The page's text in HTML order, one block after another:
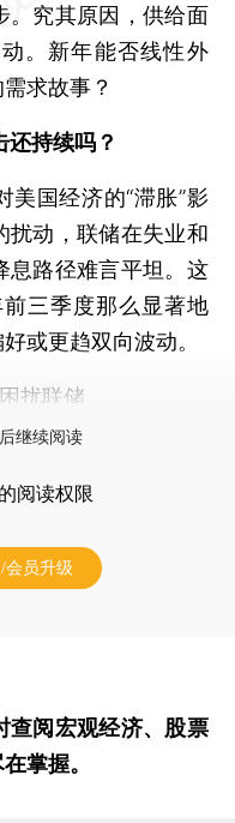
。究其原因，供给面
。新年能否线性外
求故事？
还持续吗？
国经济的“滞胀”影
扰动，联储在失业和
息路径难言平坦。这
三季度那么显著地
或更趋双向波动。
扰联储
继续阅读
阅读权限
会员升级
查阅宏观经济、股票
掌握。